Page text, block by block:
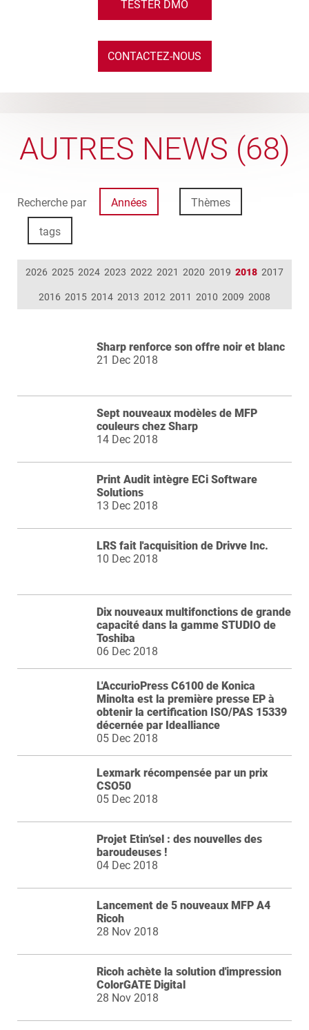
TESTER DMO
CONTACTEZ-NOUS
AUTRES NEWS (68)
Recherche par Années Thèmes
tags
2026 2025 2024 2023 2022 2021 2020 2019 2018 2017
2016 2015 2014 2013 2012 2011 2010 2009 2008
Sharp renforce son offre noir et blanc
21 Dec 2018
Sept nouveaux modèles de MFP
couleurs chez Sharp
14 Dec 2018
Print Audit intègre ECi Software
Solutions
13 Dec 2018
LRS fait l'acquisition de Drivve Inc.
10 Dec 2018
Dix nouveaux multifonctions de grande
capacité dans la gamme STUDIO de
Toshiba
06 Dec 2018
L'AccurioPress C6100 de Konica
Minolta est la première presse EP à
obtenir la certification ISO/PAS 15339
décernée par Idealliance
05 Dec 2018
Lexmark récompensée par un prix
CSO50
05 Dec 2018
Projet Etin’sel : des nouvelles des
baroudeuses !
04 Dec 2018
Lancement de 5 nouveaux MFP A4
Ricoh
28 Nov 2018
Ricoh achète la solution d'impression
ColorGATE Digital
28 Nov 2018